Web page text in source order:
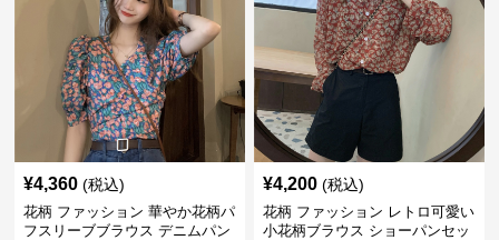
¥4,360 (税込)
花柄 ファッション 華やか花柄パ
フスリーブブラウス デニムパン
¥4,200 (税込)
花柄 ファッション レトロ可愛い
小花柄ブラウス ショーパンセッ